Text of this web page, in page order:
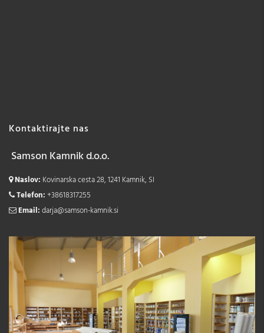
Kontaktirajte nas
Samson Kamnik d.o.o.
Naslov: Kovinarska cesta 28, 1241 Kamnik, SI
Telefon:+38618317255
Email:darja@samson-kamnik.si